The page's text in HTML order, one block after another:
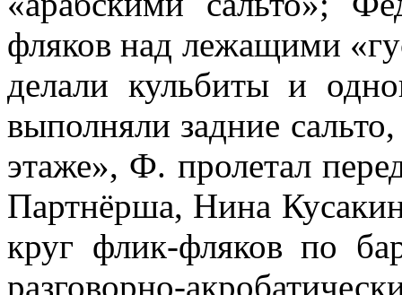
фляков над лежащими
делали кульбиты и
выполняли задние
этаже», Ф. пролетал
Партнёрша, Нина
круг флик-фляков по
разговорно-